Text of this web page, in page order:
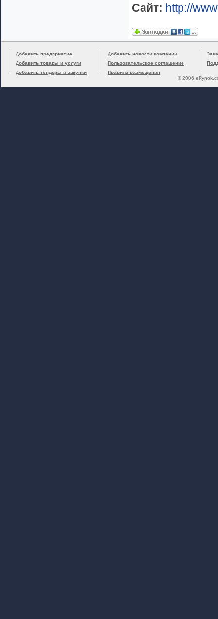
Сайт: http://
Добавить предприятие
Добавить товары и услуги
Добавить тендеры и закупки
Добавить новости компании
Пользовательское соглашение
Правила размещения
© 2006